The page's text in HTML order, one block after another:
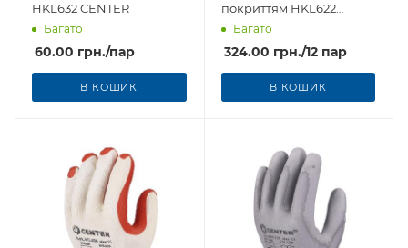
HKL632 CENTER
Багато
60.00 грн./пар
В КОШИК
покриттям HKL622
CENTER
Багато
324.00 грн./12 пар
В КОШИК